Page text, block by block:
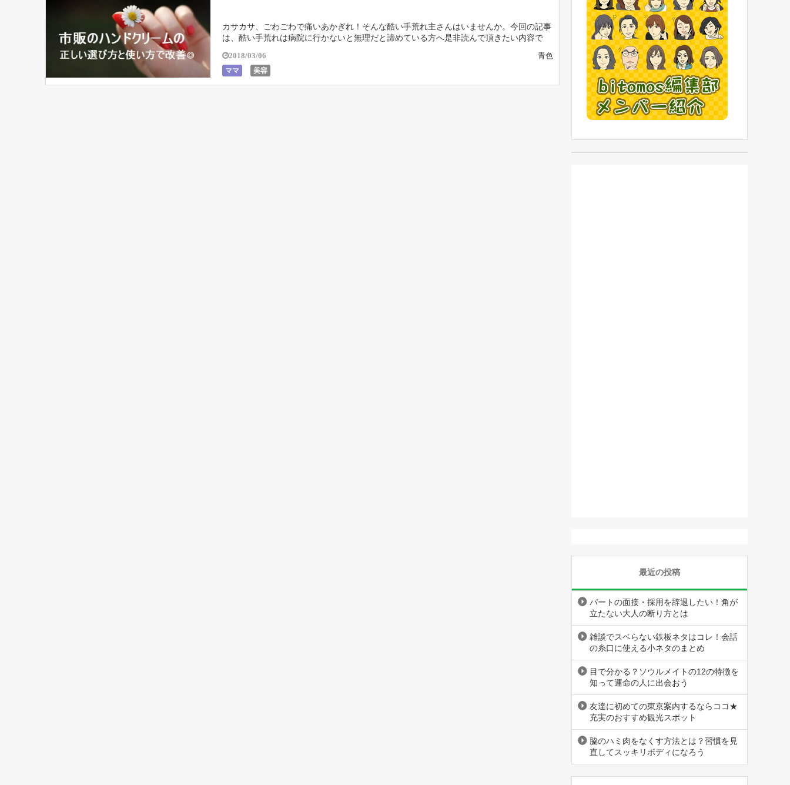
カサカサ、ごわごわで痛いあかぎれ！そんな酷い手荒れ主さんはいませんか。今回の記事
は、酷い手荒れは病院に行かないと無理だと諦めている方へ是非読んで頂きたい内容で
2018/03/06
ママ 美容
青色
最近の投稿
パートの面接・採用を辞退したい！角が
立たない大人の断り方とは
雑談でスベらない鉄板ネタはコレ！会話
の糸口に使える小ネタのまとめ
目で分かる？ソウルメイトの12の特徴を
知って運命の人に出会おう
友達に初めての東京案内するならココ★
充実のおすすめ観光スポット
脇のハミ肉をなくす方法とは？習慣を見
直してスッキリボディになろう